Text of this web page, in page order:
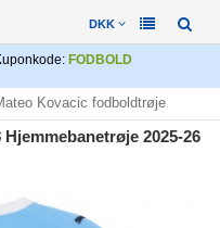
DKK
FODBOLD
Kovacic fodboldtrøje
2025-26